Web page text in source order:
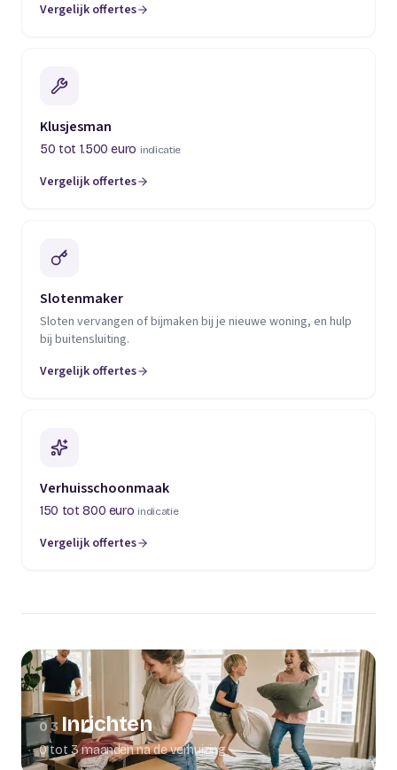
Vergelijk offertes
(opent in een nieuw tabblad)
Klusjesman
50 tot 1.500 euro indicatie
Vergelijk offertes
(opent in een nieuw tabblad)
Slotenmaker
Sloten vervangen of bijmaken bij je nieuwe woning, en hulp
bij buitensluiting.
Vergelijk offertes
(opent in een nieuw tabblad)
Verhuisschoonmaak
150 tot 800 euro indicatie
Vergelijk offertes
(opent in een nieuw tabblad)
03 Inrichten
0 tot 3 maanden na de verhuizing